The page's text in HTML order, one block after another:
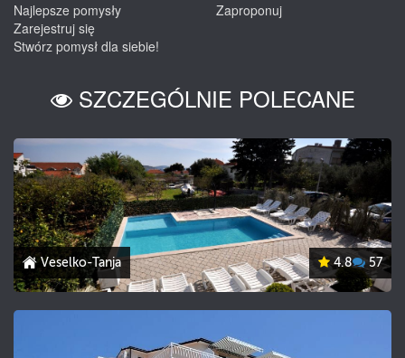
Najlepsze pomysły
Zarejestruj się
Stwórz pomysł dla siebie!
Zaproponuj
SZCZEGÓLNIE POLECANE
Veselko-Tanja 4.8 57